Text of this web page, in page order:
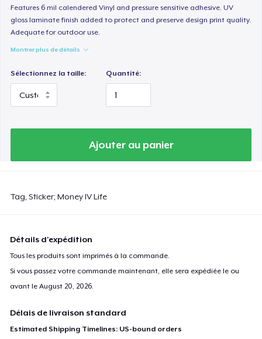
Features 6 mil calendered Vinyl and pressure sensitive adhesive. UV
gloss laminate finish added to protect and preserve design print quality.
Adequate for outdoor use.
Montrer plus de détails
Sélectionnez la taille: Quantité:
Ajouter au panier
Tag, Sticker; Money IV Life
Détails d'expédition
Tous les produits sont imprimés à la commande.
Si vous passez votre commande maintenant, elle sera expédiée le ou
avant leAugust 20, 2026
Délais de livraison standard
Estimated Shipping Timelines: US-bound orders